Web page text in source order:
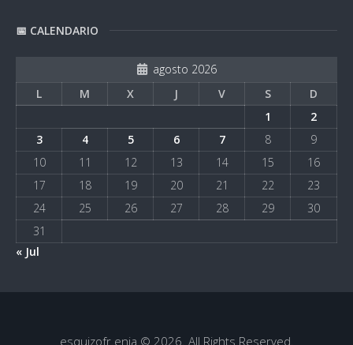
📅 CALENDARIO
agosto 2026
L
M X J V S
D
1
2
3
4 5 6 7 8
9
10
11 12 13 14 15
16
17
18 19 20 21 22
23
24
25 26 27 28 29
30
31
« Jul
esquizofr.enia © 2026. All Rights Reserved.